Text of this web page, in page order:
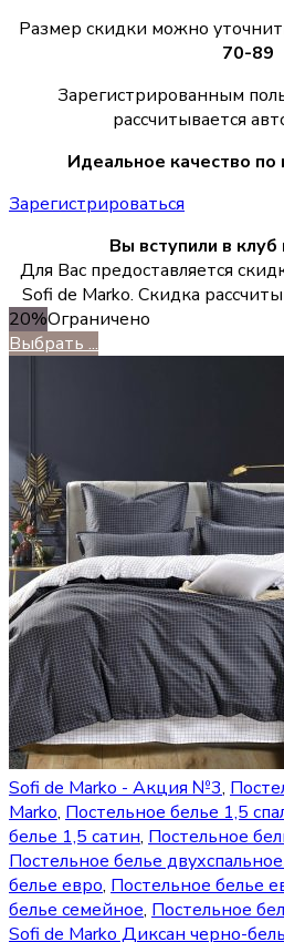
Размер скидки можно
70-89
Зарегистрированным
рассчитывается
Идеальное качество по
Зарегистрироваться
Вы вступили в клуб
Для Вас предоставляется
Sofi de Marko. Скидка
20%Ограничено
Выбрать ...
Sofi de Marko - Акция №3,
Marko, Постельное белье 1,5
белье 1,5 сатин, Постельное
Постельное белье
белье евро, Постельное белье
белье семейное, Постельное
Sofi de Marko Диксан черно-